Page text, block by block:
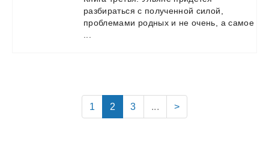
разбираться с полученной силой,
проблемами родных и не очень, а самое
1 2 3 ... >